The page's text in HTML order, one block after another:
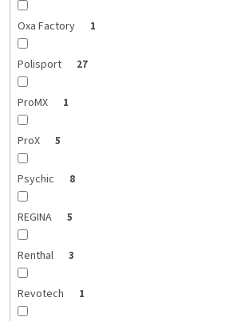
Oxa Factory 1
Polisport 27
ProMX 1
ProX 5
Psychic 8
REGINA 5
Renthal 3
Revotech 1